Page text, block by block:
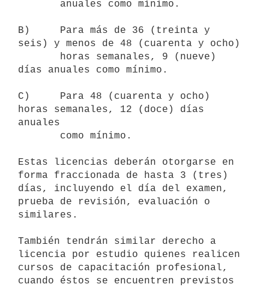
B)     Para más de 36 (treinta y
seis) y menos de 48 (cuarenta y ocho)
días anuales como mínimo.
C)     Para 48 (cuarenta y ocho)
horas semanales, 12 (doce) días
anuales
Estas licencias deberán otorgarse en
forma fraccionada de hasta 3 (tres)
días, incluyendo el día del examen,
prueba de revisión, evaluación o
similares.
También tendrán similar derecho a
licencia por estudio quienes realicen
cursos de capacitación profesional,
cuando éstos se encuentren previstos